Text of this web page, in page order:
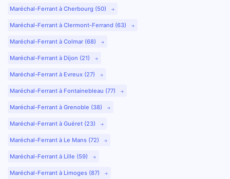
Maréchal-Ferrant à Cherbourg (50)
Maréchal-Ferrant à Clermont-Ferrand (63)
Maréchal-Ferrant à Colmar (68)
Maréchal-Ferrant à Dijon (21)
Maréchal-Ferrant à Evreux (27)
Maréchal-Ferrant à Fontainebleau (77)
Maréchal-Ferrant à Grenoble (38)
Maréchal-Ferrant à Guéret (23)
Maréchal-Ferrant à Le Mans (72)
Maréchal-Ferrant à Lille (59)
Maréchal-Ferrant à Limoges (87)